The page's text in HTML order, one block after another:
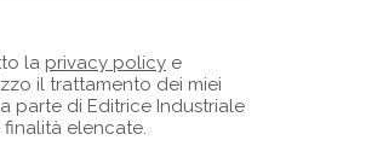
la privacy policy e
il trattamento dei miei
parte di Editrice Industriale
finalità elencate.